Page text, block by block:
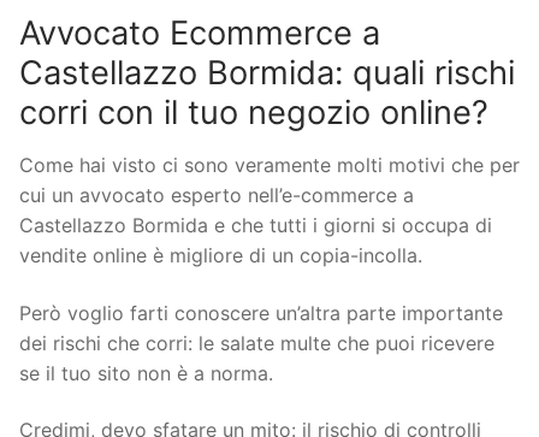
Avvocato Ecommerce a
Castellazzo Bormida: quali rischi
corri con il tuo negozio online?
Come hai visto ci sono veramente molti motivi che per
cui un avvocato esperto nell’e-commerce a
Castellazzo Bormida e che tutti i giorni si occupa di
vendite online è migliore di un copia-incolla.
Però voglio farti conoscere un’altra parte importante
dei rischi che corri: le salate multe che puoi ricevere
se il tuo sito non è a norma.
Credimi, devo sfatare un mito: il rischio di controlli